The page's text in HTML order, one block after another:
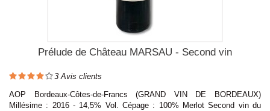
Prélude de Château MARSAU - Second vin
3 Avis clients
AOP Bordeaux-Côtes-de-Francs (GRAND VIN DE BORDEAUX)
Millésime : 2016 - 14,5% Vol. Cépage : 100% Merlot Second vin du